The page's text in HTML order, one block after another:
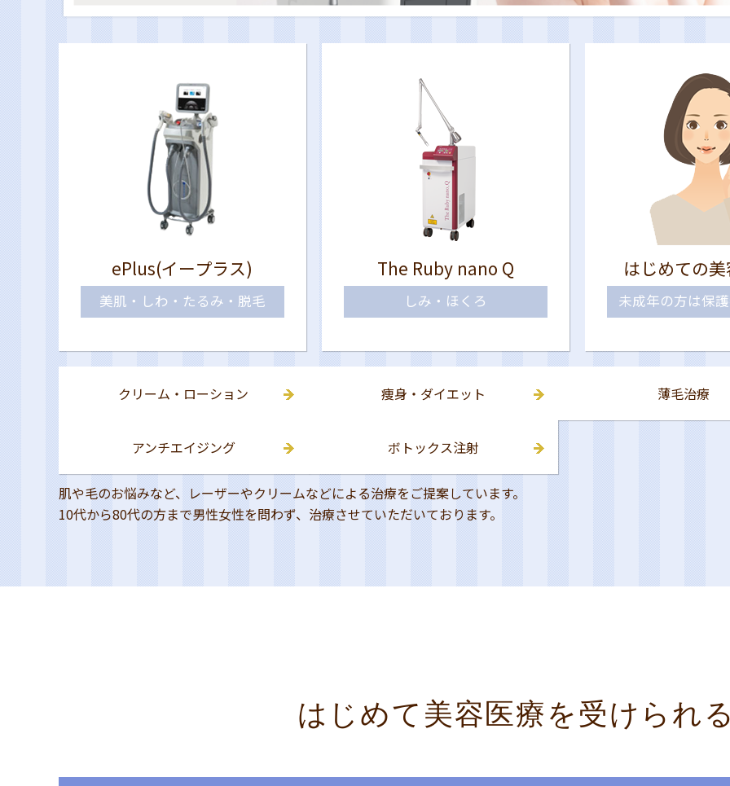
ePlus(イープラス)
美肌・しわ・たるみ・脱毛
The Ruby nano Q
しみ・ほくろ
はじめての
未成年の方は保
クリーム・ローション 痩身・ダイエット 薄毛治療
アンチエイジング ボトックス注射
肌や毛のお悩みなど、レーザーやクリームなどによる治療をご提案しています。
10代から80代の方まで男性女性を問わず、治療させていただいております。
はじめて美容医療を受けられ